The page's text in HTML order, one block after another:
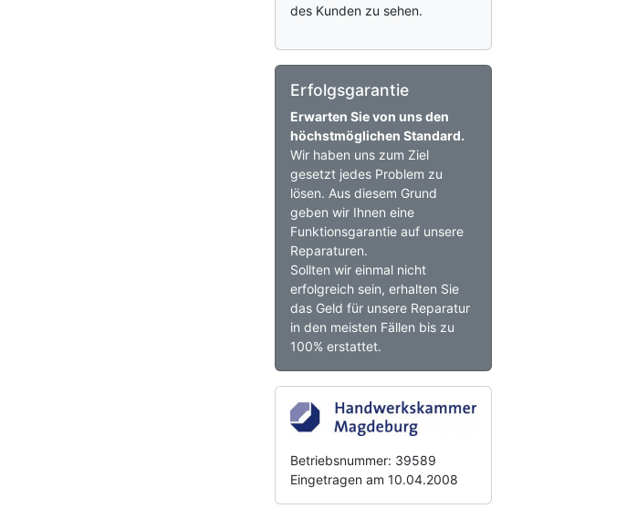
des Kunden zu sehen.
Erfolgsgarantie
Erwarten Sie von uns den
höchstmöglichen Standard.
Wir haben uns zum Ziel
gesetzt jedes Problem zu
lösen. Aus diesem Grund
geben wir Ihnen eine
Funktionsgarantie auf unsere
Reparaturen.
Sollten wir einmal nicht
erfolgreich sein, erhalten Sie
das Geld für unsere Reparatur
in den meisten Fällen bis zu
100% erstattet.
Betriebsnummer: 39589
Eingetragen am 10.04.2008